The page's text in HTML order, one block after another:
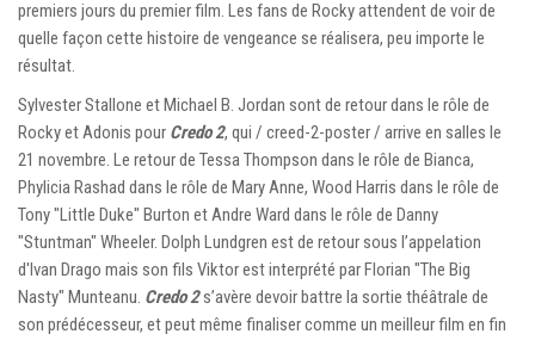
premiers jours du premier film. Les fans de Rocky attendent de voir de
quelle façon cette histoire de vengeance se réalisera, peu importe le
résultat.
Sylvester Stallone et Michael B. Jordan sont de retour dans le rôle de
Rocky et Adonis pour Credo 2, qui / creed-2-poster / arrive en salles le
21 novembre. Le retour de Tessa Thompson dans le rôle de Bianca,
Phylicia Rashad dans le rôle de Mary Anne, Wood Harris dans le rôle de
Tony "Little Duke" Burton et Andre Ward dans le rôle de Danny
"Stuntman" Wheeler. Dolph Lundgren est de retour sous l’appelation
d'Ivan Drago mais son fils Viktor est interprété par Florian "The Big
Nasty" Munteanu. Credo 2s’avère devoir battre la sortie théâtrale de
son prédécesseur, et peut même finaliser comme un meilleur film en fin